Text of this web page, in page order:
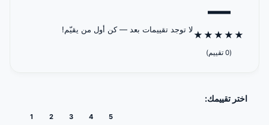
—
★
★
★
★
★
(0 تقييم)
لا توجد تقييمات بعد — كن أول من يقيّم!
اختر تقييمك:
1 2 3 4 5